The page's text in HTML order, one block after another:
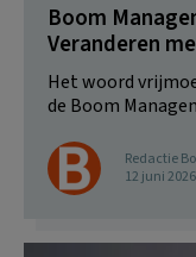
Boom
Veranderen
Het woord
de Boom
Redactie
12 juni 2026